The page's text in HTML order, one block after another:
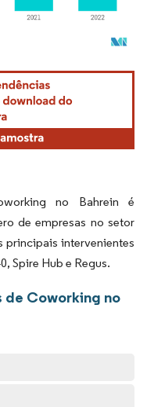
conforme CC BY 4.0.
no Bahrein é
de empresas no setor
principais intervenientes
Spire Hub e Regus.
de Coworking no